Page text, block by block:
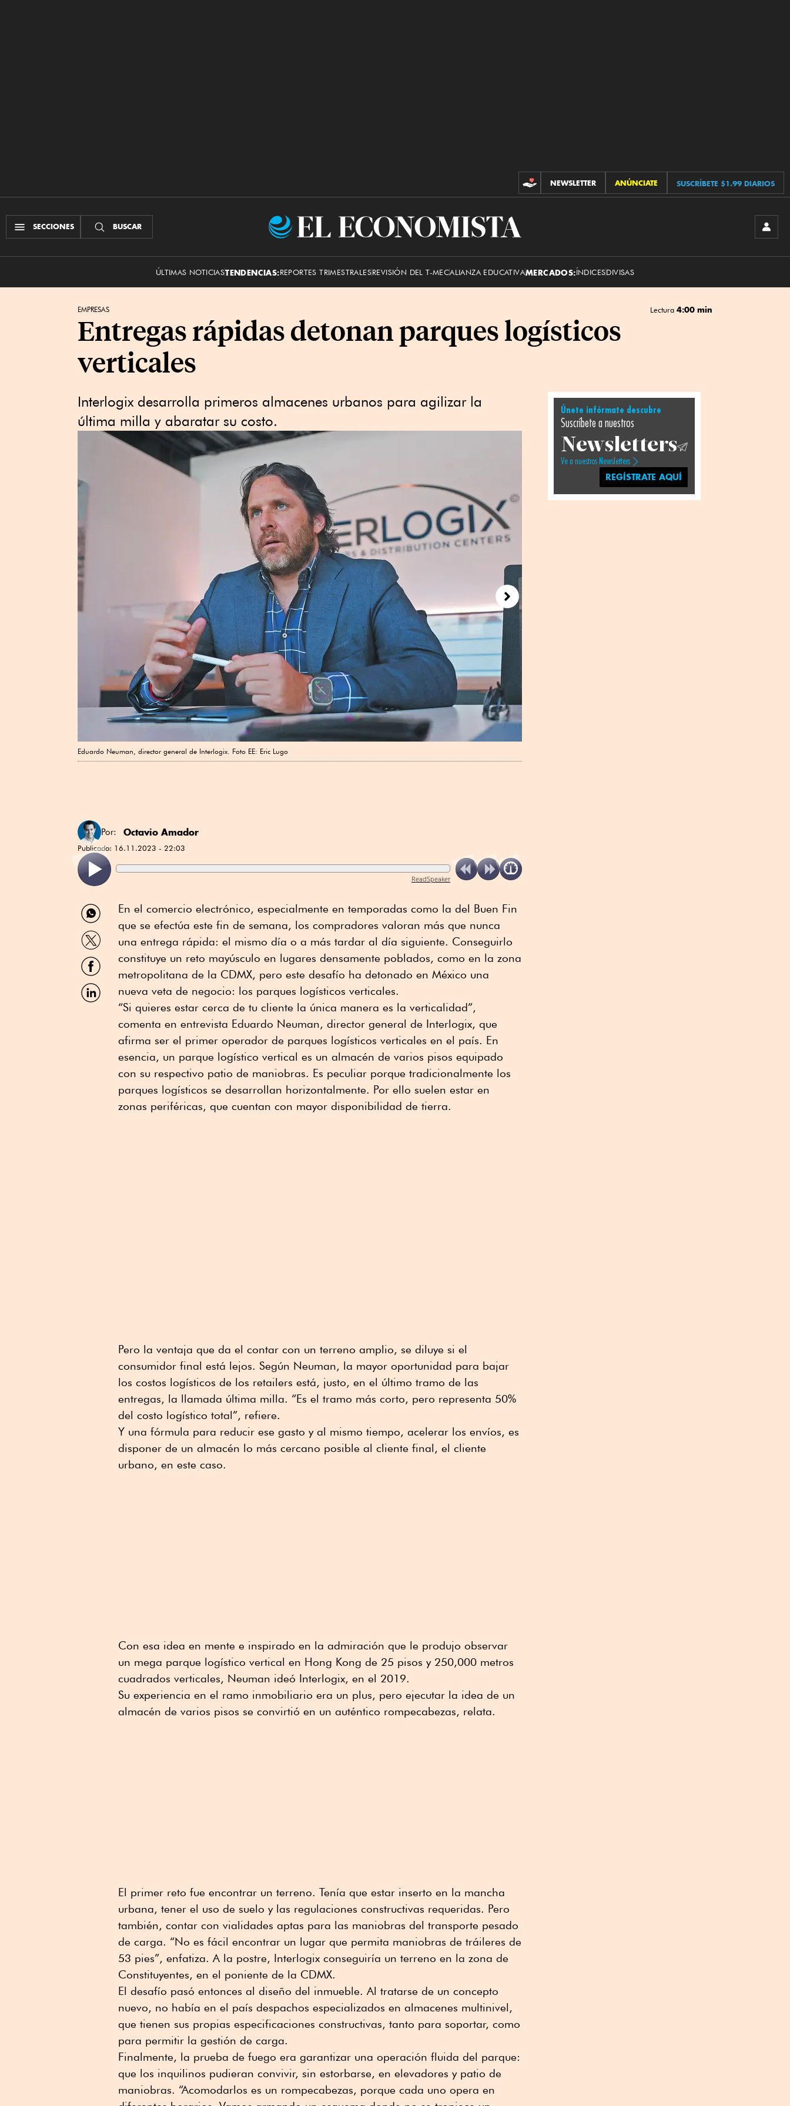
CONTRIBUCIONES
NEWSLETTER ANÚNCIATE SUSCRÍBETE $1.99 DIARIOS
SECCIONES BUSCAR
El
ÚLTIMAS NOTICIASTENDENCIAS:REPORTES TRIMESTRALESREVISIÓN DEL T-MECALIANZA EDUCATIVAMERCADOS:ÍNDICESDIVISAS
EMPRESAS Lectura 4:00 min
Entregas rápidas detonan parques logísticos
verticales
Interlogix desarrolla primeros almacenes urbanos para agilizar la
última milla y abaratar su costo.
Eduardo Neuman, director general de Interlogix. Foto EE: Eric Lugo
Next
Por: Octavio Amador
Publicado: 16.11.2023 - 22:03
ReadSpeaker
Compartir
por
WhatsApp
Compartir
por
Twitter
Compartir
por
Facebook
Compartir
por
En el comercio electrónico, especialmente en temporadas como la del Buen Fin
que se efectúa este fin de semana, los compradores valoran más que nunca
una entrega rápida: el mismo día o a más tardar al día siguiente. Conseguirlo
constituye un reto mayúsculo en lugares densamente poblados, como en la zona
metropolitana de la CDMX, pero este desafío ha detonado en México una
nueva veta de negocio: los parques logísticos verticales.
“Si quieres estar cerca de tu cliente la única manera es la verticalidad”,
comenta en entrevista Eduardo Neuman, director general de Interlogix, que
afirma ser el primer operador de parques logísticos verticales en el país. En
esencia, un parque logístico vertical es un almacén de varios pisos equipado
con su respectivo patio de maniobras. Es peculiar porque tradicionalmente los
parques logísticos se desarrollan horizontalmente. Por ello suelen estar en
zonas periféricas, que cuentan con mayor disponibilidad de tierra.
Pero la ventaja que da el contar con un terreno amplio, se diluye si el
consumidor final está lejos. Según Neuman, la mayor oportunidad para bajar
los costos logísticos de los retailers está, justo, en el último tramo de las
entregas, la llamada última milla. “Es el tramo más corto, pero representa 50%
del costo logístico total”, refiere.
Y una fórmula para reducir ese gasto y al mismo tiempo, acelerar los envíos, es
disponer de un almacén lo más cercano posible al cliente final, el cliente
urbano, en este caso.
Con esa idea en mente e inspirado en la admiración que le produjo observar
un mega parque logístico vertical en Hong Kong de 25 pisos y 250,000 metros
cuadrados verticales, Neuman ideó Interlogix, en el 2019.
Su experiencia en el ramo inmobiliario era un plus, pero ejecutar la idea de un
almacén de varios pisos se convirtió en un auténtico rompecabezas, relata.
El primer reto fue encontrar un terreno. Tenía que estar inserto en la mancha
urbana, tener el uso de suelo y las regulaciones constructivas requeridas. Pero
también, contar con vialidades aptas para las maniobras del transporte pesado
de carga. “No es fácil encontrar un lugar que permita maniobras de tráileres de
53 pies”, enfatiza. A la postre, Interlogix conseguiría un terreno en la zona de
Constituyentes, en el poniente de la CDMX.
El desafío pasó entonces al diseño del inmueble. Al tratarse de un concepto
nuevo, no había en el país despachos especializados en almacenes multinivel,
que tienen sus propias especificaciones constructivas, tanto para soportar, como
para permitir la gestión de carga.
Finalmente, la prueba de fuego era garantizar una operación fluida del parque:
que los inquilinos pudieran convivir, sin estorbarse, en elevadores y patio de
maniobras. “Acomodarlos es un rompecabezas, porque cada uno opera en
Únete infórmate descubre
Suscríbete a nuestros
Newsletters
Ve a nuestros Newsletters
REGÍSTRATE AQUÍ